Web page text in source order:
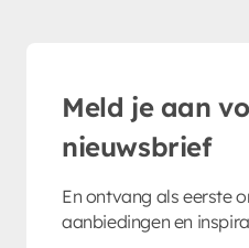
Meld je aan
nieuwsbrief
En ontvang als eerste
aanbiedingen en